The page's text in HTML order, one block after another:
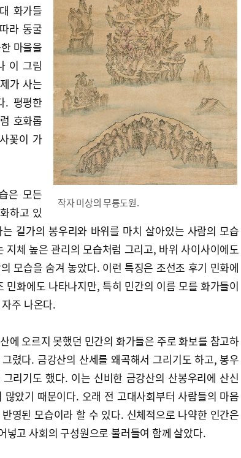
작자 미상의 무릉도원.
화가들
라 동굴
마을을
이 그림
가 사는
. 평평한
호화롭
꽃이 가
은 모든
하고 있
길가의 봉우리와 바위를 마치 살아있는 사람의 모습
지체 높은 관리의 모습처럼 그리고, 바위 사이사이에도
모습을 숨겨 놓았다. 이런 특징은 조선조 후기 민화에
민화에도 나타나지만, 특히 민간의 이름 모를 화가들이
주 나온다.
에 오르지 못했던 민간의 화가들은 주로 화보를 참고하
렸다. 금강산의 산세를 왜곡해서 그리기도 하고, 봉우
리기도 했다. 이는 신비한 금강산의 산봉우리에 산신
았기 때문이다. 오래 전 고대사회부터 사람들의 마음
영된 모습이라 할 수 있다. 신체적으로 나약한 인간은
넣고 사회의 구성원으로 불러들여 함께 살았다.